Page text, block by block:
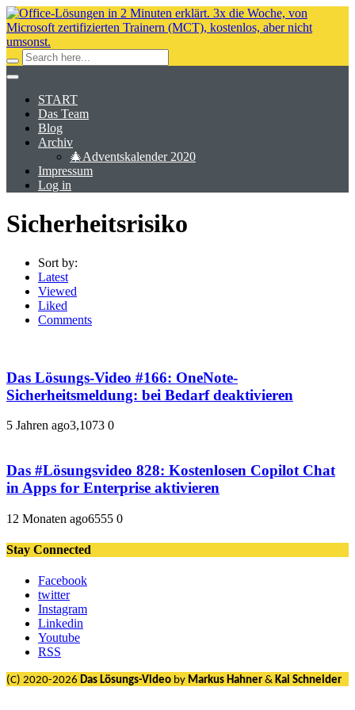
START
Das Team
Blog
Archiv
🎄Adventskalender 2020
Impressum
Log in
Sicherheitsrisiko
Sort by:
Latest
Viewed
Liked
Comments
Das Lösungs-Video #166: OneNote-
Sicherheitsmeldung: bei Bedarf deaktivieren
5 Jahren ago3,1073 0
Das #Lösungsvideo 828: Kostenlosen Copilot Chat
in Apps for Enterprise aktivieren
12 Monaten ago6555 0
Stay Connected
Facebook
twitter
Instagram
Linkedin
Youtube
RSS
(C) 2020-2026 Das Lösungs-Video by Markus Hahner & Kai Schneider